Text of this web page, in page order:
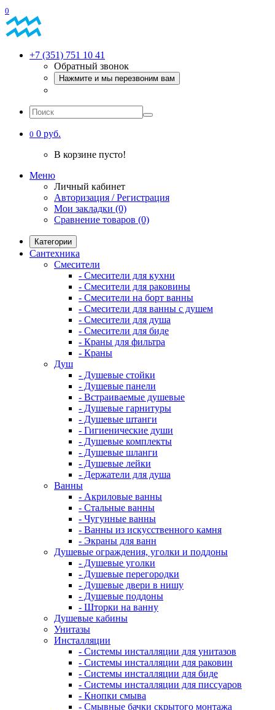
0
+7 (351) 751 10 41
Обратный звонок
Нажмите и мы перезвоним вам
0 0 руб.
В корзине пусто!
Меню
Личный кабинет
Авторизация / Регистрация
Мои закладки (0)
Сравнение товаров (0)
Категории
Сантехника
Смесители
- Смесители для кухни
- Смесители для раковины
- Смесители на борт ванны
- Смесители для ванны с душем
- Смесители для душа
- Смесители для биде
- Краны для фильтра
- Краны
Душ
- Душевые стойки
- Душевые панели
- Встраиваемые душевые
- Душевые гарнитуры
- Душевые штанги
- Гигиенические души
- Душевые комплекты
- Душевые шланги
- Душевые лейки
- Держатели для душа
Ванны
- Акриловые ванны
- Стальные ванны
- Чугунные ванны
- Ванны из искусственного камня
- Экраны для ванн
Душевые ограждения, уголки и поддоны
- Душевые уголки
- Душевые перегородки
- Душевые двери в нишу
- Душевые поддоны
- Шторки на ванну
Душевые кабины
Унитазы
Инсталляции
- Системы инсталляции для унитазов
- Системы инсталляции для раковин
- Системы инсталляции для биде
- Системы инсталляции для писсуаров
- Кнопки смыва
- Смывные бачки скрытого монтажа